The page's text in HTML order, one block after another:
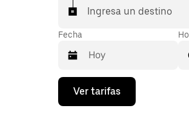
Ingresa un destino
Fecha
Presiona
flecha
Ver tarifas